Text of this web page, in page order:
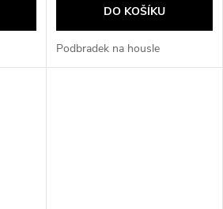
DO KOŠÍKU
Podbradek na housle